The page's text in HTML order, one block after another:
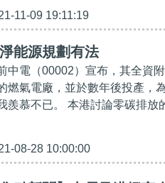
11-09 19:11:19
能源規劃有法
中電（00002）宣布，其全資
燃氣電廠，並於數年後投產，
羨慕不已。 本港討論零碳排放
08-28 10:00:00